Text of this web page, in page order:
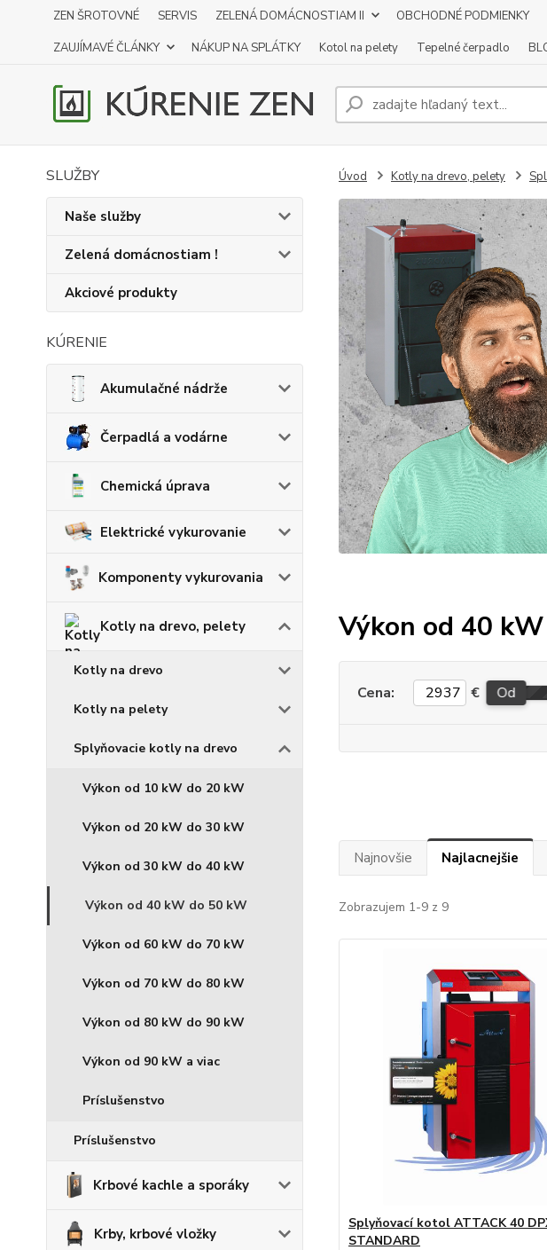
ZEN ŠROTOVNÉ SERVIS ZELENÁ DOMÁCNOSTIAM II OBCHODNÉ PODMIENKY
ZAUJÍMAVÉ ČLÁNKY
NÁKUP NA SPLÁTKY Kotol na pelety Tepelné čerpadlo
SLUŽBY
Naše služby
Zelená domácnostiam !
Akciové produkty
KÚRENIE
Akumulačné nádrže
Čerpadlá a vodárne
Chemická úprava
Elektrické vykurovanie
Komponenty vykurovania
Kotly na drevo, pelety
Kotly na drevo
Kotly na pelety
Splyňovacie kotly na drevo
Výkon od 10 kW do 20 kW
Výkon od 20 kW do 30 kW
Výkon od 30 kW do 40 kW
Výkon od 40 kW do 50 kW
Výkon od 60 kW do 70 kW
Výkon od 70 kW do 80 kW
Výkon od 80 kW do 90 kW
Výkon od 90 kW a viac
Príslušenstvo
Príslušenstvo
Krbové kachle a sporáky
Krby, krbové vložky
Úvod Kotly na drevo, pelety
Výkon od 40
Cena: € Od
Najnovšie Najlacnejšie
Zobrazujem 1-9 z 9
Splyňovací kotol ATTACK 40
STANDARD